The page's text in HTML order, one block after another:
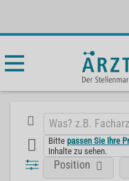
Bittepassen Sie Ihre
Inhalte zu sehen.
Position